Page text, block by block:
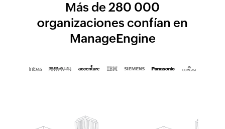
Más de 280 000
organizaciones confían en
ManageEngine